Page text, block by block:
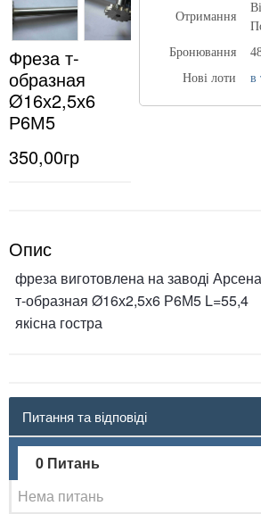
Фреза т-
образная
Ø16х2,5х6
Р6М5
350,00гр
Отримання
Бронювання
Нові лоти
в
Опис
фреза виготовлена на заводі
т-образная Ø16х2,5х6 Р6М5 L=55,4
якісна гостра
Питання та відповіді
0 Питань
Нема питань